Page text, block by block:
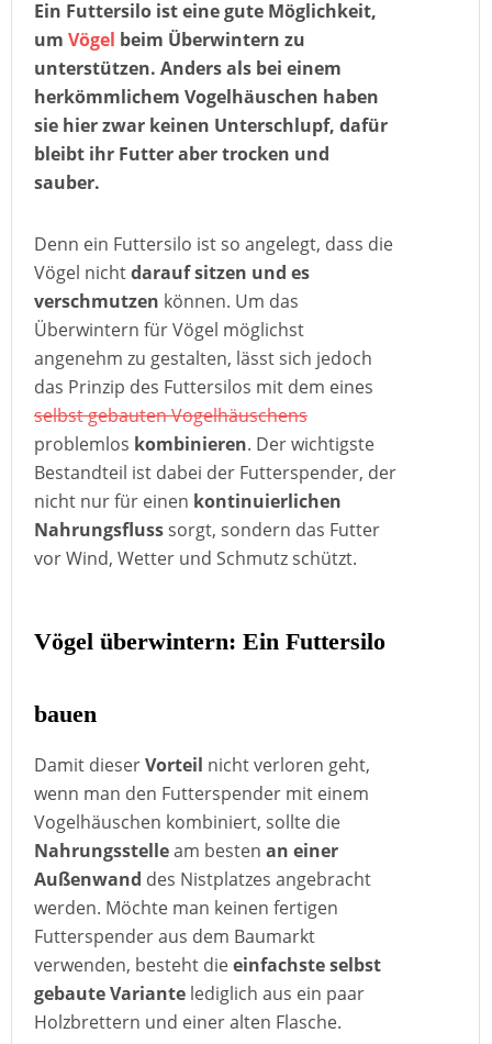
Ein Futtersilo ist eine gute Möglichkeit,
um Vögel beim Überwintern zu
unterstützen. Anders als bei einem
herkömmlichem Vogelhäuschen haben
sie hier zwar keinen Unterschlupf, dafür
bleibt ihr Futter aber trocken und
sauber.
Denn ein Futtersilo ist so angelegt, dass die
Vögel nichtdarauf sitzen und es
verschmutzen können. Um das
Überwintern für Vögel möglichst
angenehm zu gestalten, lässt sich jedoch
das Prinzip des Futtersilos mit dem eines
selbst gebauten Vogelhäuschens
problemlos kombinieren. Der wichtigste
Bestandteil ist dabei der Futterspender, der
nicht nur für einen kontinuierlichen
Nahrungsflusssorgt, sondern das Futter
vor Wind, Wetter und Schmutz schützt.
Vögel überwintern: Ein Futtersilo
bauen
Damit dieserVorteil nicht verloren geht,
wenn man den Futterspender mit einem
Vogelhäuschen kombiniert, sollte die
Nahrungsstelleam besten an einer
Außenwand des Nistplatzes angebracht
werden. Möchte man keinen fertigen
Futterspender aus dem Baumarkt
verwenden, besteht dieeinfachste selbst
gebaute Variante lediglich aus ein paar
Holzbrettern und einer alten Flasche.